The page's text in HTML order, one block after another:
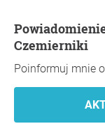
Powiadomienie o nowych petycjach w
Czemierniki
Poinformuj mnie